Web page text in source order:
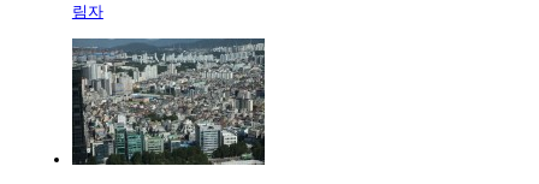
림자